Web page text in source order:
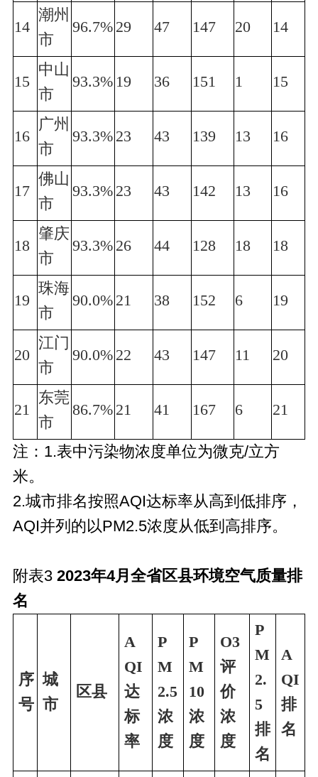
14
潮州
市
96.7% 29 47 147 20 14
15
中山
市
93.3% 19 36 151 1 15
16
广州
市
93.3% 23 43 139 13 16
17
佛山
市
93.3% 23 43 142 13 16
18
肇庆
市
93.3% 26 44 128 18 18
19
珠海
市
90.0% 21 38 152 6 19
20
江门
市
90.0% 22 43 147 11 20
21
东莞
市
86.7% 21 41 167 6 21
注：1.表中污染物浓度单位为微克/立方
米。
2.城市排名按照AQI达标率从高到低排序，
AQI并列的以PM2.5浓度从低到高排序。
附表3 2023年4月全省区县环境空气质量排
名
序
号
城
市
区县
A
QI
达
标
率
P
M
2.5
浓
度
P
M
10
浓
度
O3
评
价
浓
度
P
M
2.
5
排
名
A
QI
排
名